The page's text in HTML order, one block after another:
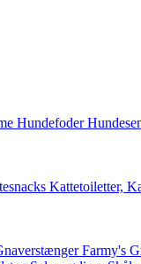
Hundefoder
Kattetoiletter,
Farmy's